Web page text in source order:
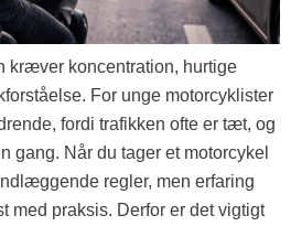
kræver koncentration, hurtige
For unge motorcyklister
fordi trafikken ofte er tæt, og
gang. Når du tager et motorcykel
regler, men erfaring
med praksis. Derfor er det vigtigt